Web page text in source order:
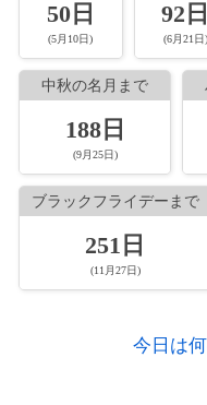
1967年
ストック
技を日射
方不明に
大会開催
され、用
1965年 レインジ
ャー9号」
1963年
アメリカ
カトラズ
ィが平和
大臣（+
1876年 押川春浪
1880年 ハンス・
1884年 ジョージ
（+ 1944年
1887年 高畑誠一
1938年
ジョン・
1847年）
1946年 川村清一
1947年 中野武二
1957年
チャール
英語創案
1958年 C・M・コ
コートニ
50日
(5月10日)
92日
(6月21日)
中秋の名月まで
188日
(9月25日)
ブラックフライデーまで
251日
(11月27日)
今日は